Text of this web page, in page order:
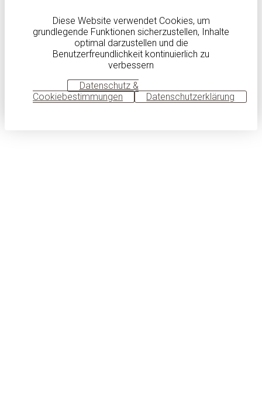
Diese Website verwendet Cookies, um
grundlegende Funktionen sicherzustellen, Inhalte
optimal darzustellen und die
Benutzerfreundlichkeit kontinuierlich zu
verbessern
Datenschutz &
Cookiebestimmungen
Datenschutzerklärung